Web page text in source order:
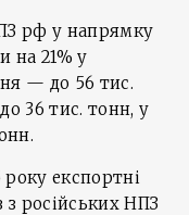
рф у напрямку
на 21% у
— до 56 тис.
36 тис. тонн, у
року експортні
з російських НПЗ